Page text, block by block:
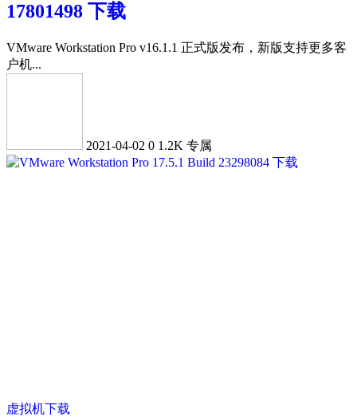
17801498 下载
VMware Workstation Pro v16.1.1 正式版发布，新版支持更多客
户机...
2021-04-02 0 1.2K 专属
虚拟机下载